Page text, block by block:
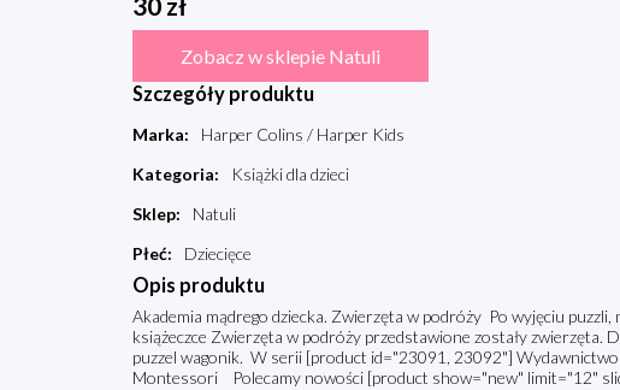
Zobacz w sklepie Natuli
Szczegóły produktu
Marka:
Harper Colins / Harper Kids
Kategoria:
Książki dla dzieci
Sklep:
Natuli
Płeć: Dziecięce
Opis produktu
Akademia mądrego dziecka. Zwierzęta w podróży Po wyjęciu puzzli,
książeczce Zwierzęta w podróży przedstawione zostały zwierzęta.
puzzel wagonik. W serii [product id="23091, 23092"]
Montessori Polecamy nowości [product show="new" limit="12"